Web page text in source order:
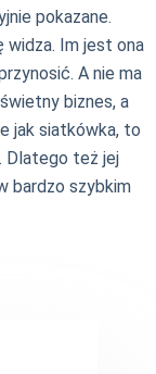
pokazane.
widza. Im jest ona
A nie ma
biznes, a
jak siatkówka, to
Dlatego też jej
bardzo szybkim